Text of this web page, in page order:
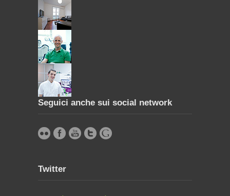
Seguici anche sui social network
Twitter